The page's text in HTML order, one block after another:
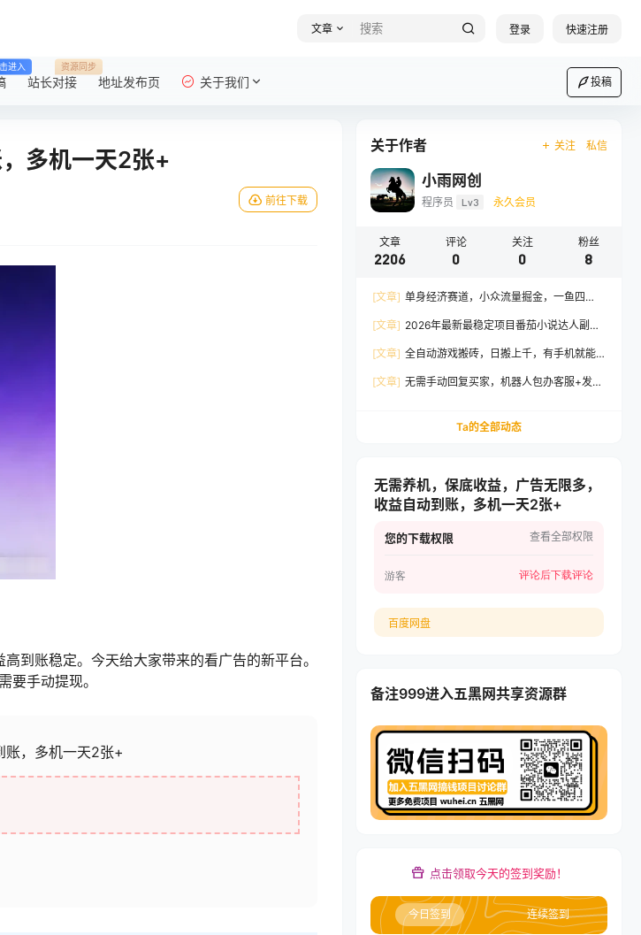
文章 登录 快速注册
进入
站长对接
资源同步
地址发布页 关于我们 投稿
多机一天2张+
前往下载
到账稳定。今天给大家带来的看广告的新平台。
要手动提现。
账，多机一天2张+
关于作者 关注 私信
小雨网创
程序员 Lv3 永久会员
文章
2206
评论
0
关注
0
粉丝
8
[文章] 单身经济赛道，小众流量掘金，一鱼四
[文章] 2026年最新最稳定项目番茄小说达人副
[文章] 全自动游戏搬砖，日搬上千，有手机就能
[文章] 无需手动回复买家，机器人包办客服+发
Ta的全部动态
无需养机，保底收益，广告无限多，
收益自动到账，多机一天2张+
您的下载权限 查看全部权限
游客 评论后下载评论
百度网盘
备注999进入五黑网共享资源群
点击领取今天的签到奖励！
今日签到 连续签到